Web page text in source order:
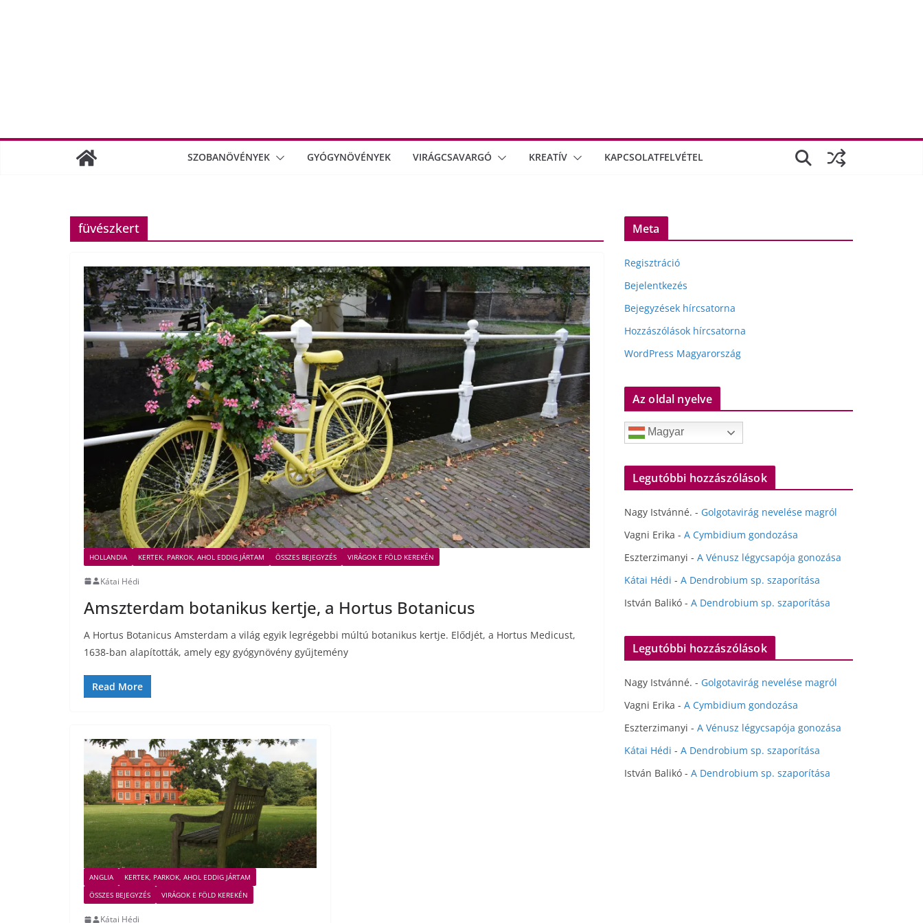
SZOBANÖVÉNYEK GYÓGYNÖVÉNYEK VIRÁGCSAVARGÓ KREATÍV KAPCSOLATFELVÉTEL
füvészkert
HOLLANDIA KERTEK, PARKOK, AHOL EDDIG JÁRTAM ÖSSZES BEJEGYZÉS VIRÁGOK E FÖLD KEREKÉN
Kátai Hédi
Amszterdam botanikus kertje, a Hortus Botanicus
A Hortus Botanicus Amsterdam a világ egyik legrégebbi múltú botanikus kertje. Elődjét, a Hortus Medicust,
1638-ban alapították, amely egy gyógynövény gyűjtemény
Read More
ANGLIA
KERTEK, PARKOK, AHOL EDDIG JÁRTAM
ÖSSZES BEJEGYZÉS
VIRÁGOK E FÖLD KEREKÉN
Kátai Hédi
Meta
Regisztráció
Bejelentkezés
Bejegyzések hírcsatorna
Hozzászólások hírcsatorna
WordPress Magyarország
Az oldal nyelve
Magyar
Legutóbbi hozzászólások
Nagy Istvánné. - Golgotavirág nevelése magról
Vagni Erika - A Cymbidium gondozása
Eszterzimanyi - A Vénusz légycsapója gonozása
Kátai Hédi - A Dendrobium sp. szaporítása
István Balikó - A Dendrobium sp. szaporítása
Legutóbbi hozzászólások
Nagy Istvánné. - Golgotavirág nevelése magról
Vagni Erika - A Cymbidium gondozása
Eszterzimanyi - A Vénusz légycsapója gonozása
Kátai Hédi - A Dendrobium sp. szaporítása
István Balikó - A Dendrobium sp. szaporítása